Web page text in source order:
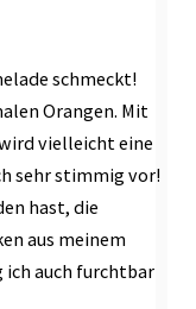
schmeckt!
Orangen. Mit
vielleicht eine
sehr stimmig vor!
hast, die
aus meinem
ich auch furchtbar